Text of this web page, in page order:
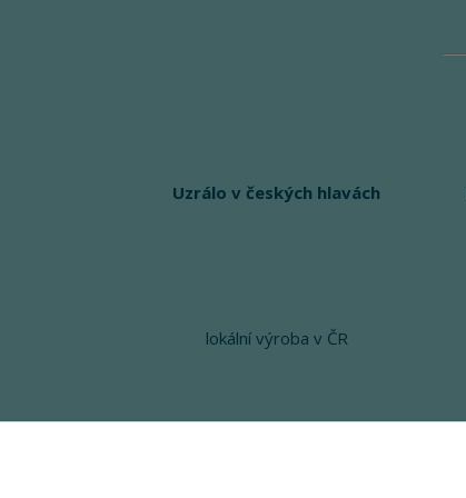
Uzrálo v českých hlavách
lokální výroba v ČR